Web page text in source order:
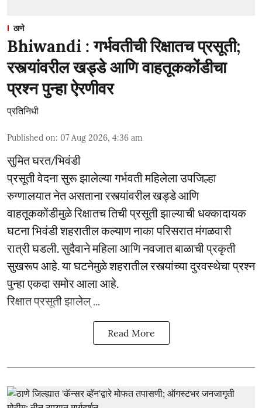
ठाणे
Bhiwandi : गर्भवतीची रिक्षातच प्रसूती;
रस्त्यांवरील खड्डे आणि वाहतूककोंडीचा
प्रश्न पुन्हा ऐरणीवर
प्रतिनिधी
Published on: 07 Aug 2026, 4:36 am
सुमित घरत/भिवंडी
प्रसूती वेदना सुरू झालेल्या गर्भवती महिलेला उपजिल्हा
रुग्णालयात नेत असताना रस्त्यांवरील खड्डे आणि
वाहतूककोंडीमुळे रिक्षातच तिची प्रसूती झाल्याची धक्कादायक
घटना भिवंडी शहरातील कल्याण नाका परिसरात मंगळवारी
रात्री घडली. सुदैवाने महिला आणि नवजात बाळाची प्रकृती
सुखरूप आहे. या घटनेमुळे शहरातील रस्त्यांच्या दुरवस्थेचा प्रश्न
पुन्हा एकदा समोर आला आहे.
रिक्षात प्रसूती झालेल् ...
Read More